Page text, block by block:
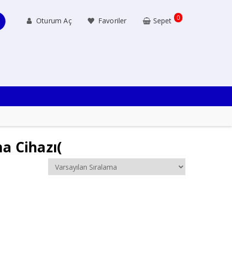
Oturum Aç Favoriler Sepet 0
Cihazı(